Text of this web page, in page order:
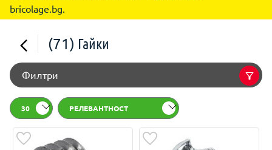
bricolage.bg.
(71) Гайки
Филтри
30 РЕЛЕВАНТНОСТ